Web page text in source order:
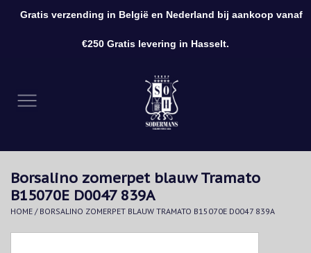
Kleding
Accessoires
Borsalino zomerpet blauw Tramato
B15070E D0047 839A
HOME / BORSALINO ZOMERPET BLAUW TRAMATO B15070E D0047 839A
Gratis verzending in België en Nederland bij aankoop vanaf
€250 Gratis levering in Hasselt.